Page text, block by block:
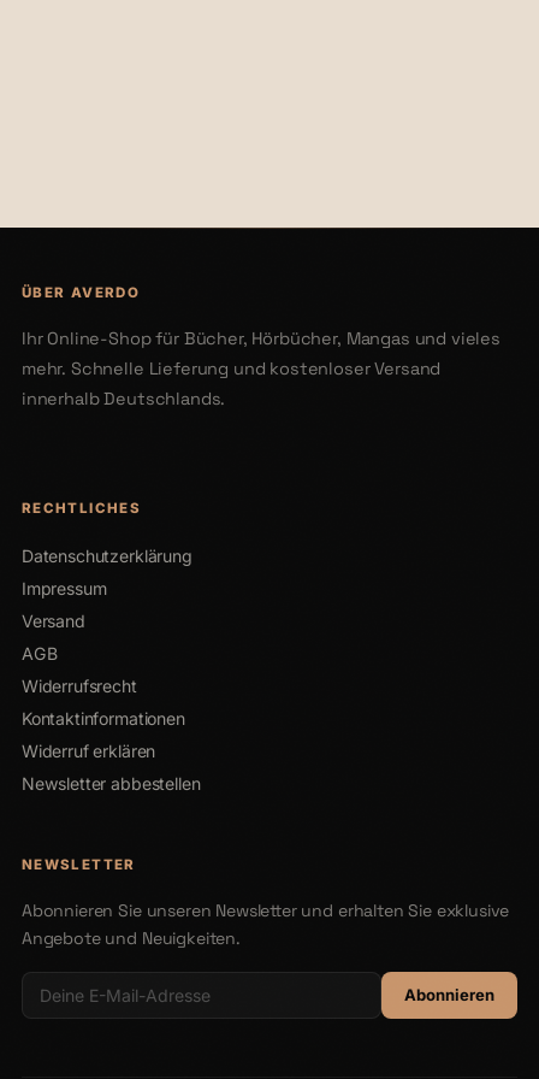
ÜBER AVERDO
Ihr Online-Shop für Bücher, Hörbücher, Mangas und vieles
mehr. Schnelle Lieferung und kostenloser Versand
innerhalb Deutschlands.
RECHTLICHES
Datenschutzerklärung
Impressum
Versand
AGB
Widerrufsrecht
Kontaktinformationen
Widerruf erklären
Newsletter abbestellen
NEWSLETTER
Abonnieren Sie unseren Newsletter und erhalten Sie exklusive
Angebote und Neuigkeiten.
Abonnieren